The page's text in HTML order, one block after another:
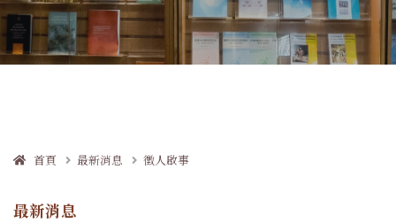
首頁 最新消息 徵人啟事
最新消息